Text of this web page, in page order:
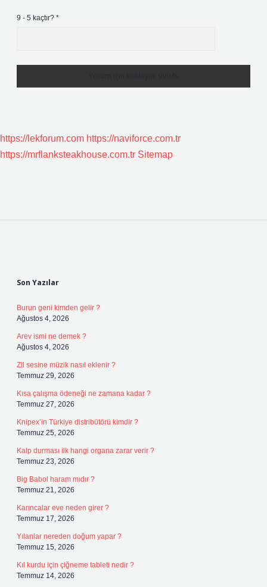
9 - 5 kaçtır? *
https://lekforum.com https://naviforce.com.tr
https://mrflanksteakhouse.com.tr Sitemap
Son Yazılar
Burun geni kimden gelir ?
Ağustos 4, 2026
Arev ismi ne demek ?
Ağustos 4, 2026
Zil sesine müzik nasıl eklenir ?
Temmuz 29, 2026
Kısa çalışma ödeneği ne zamana kadar ?
Temmuz 27, 2026
Knipex’in Türkiye distribütörü kimdir ?
Temmuz 25, 2026
Kalp durması ilk hangi organa zarar verir ?
Temmuz 23, 2026
Big Babol haram mıdır ?
Temmuz 21, 2026
Karıncalar eve neden girer ?
Temmuz 17, 2026
Yılanlar nereden doğum yapar ?
Temmuz 15, 2026
Kıl kurdu için çiğneme tableti nedir ?
Temmuz 14, 2026